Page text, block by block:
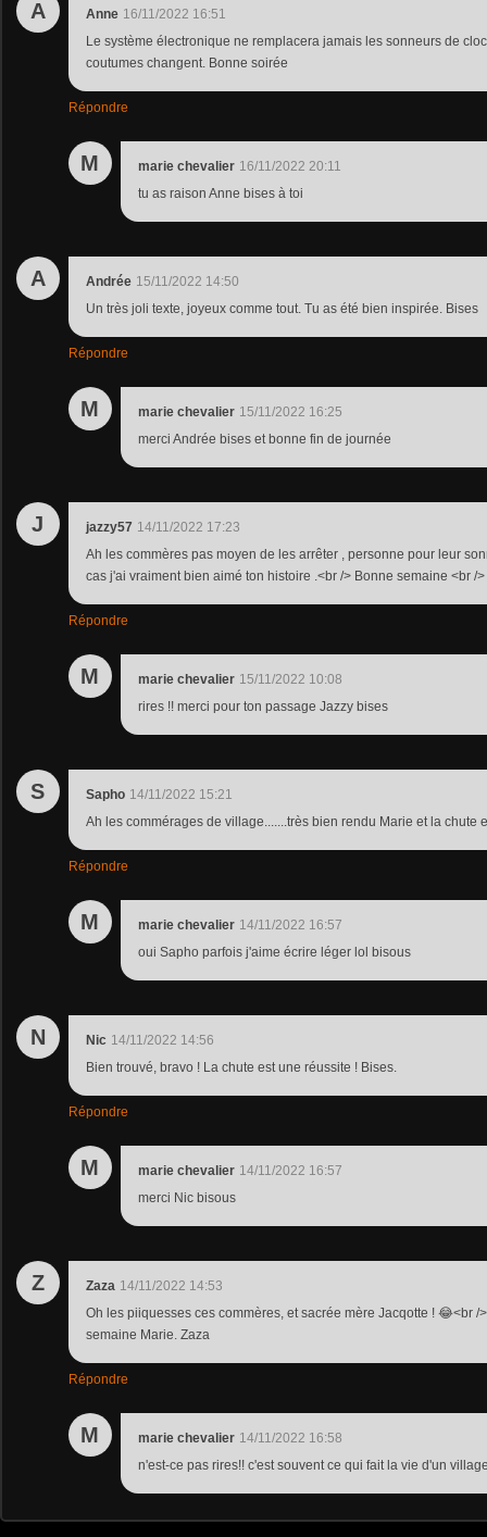
A Anne 16/11/2022 16:51
Le système électronique ne remplacera jamais les sonneurs de
coutumes changent. Bonne soirée
Répondre
M marie chevalier 16/11/2022 20:11
tu as raison Anne bises à toi
A Andrée 15/11/2022 14:50
Un très joli texte, joyeux comme tout. Tu as été bien inspirée. Bises
Répondre
M marie chevalier 15/11/2022 16:25
merci Andrée bises et bonne fin de journée
J jazzy57 14/11/2022 17:23
Ah les commères pas moyen de les arrêter , personne pour leur
cas j'ai vraiment bien aimé ton histoire .<br /> Bonne semaine <br /
Répondre
M marie chevalier 15/11/2022 10:08
rires !! merci pour ton passage Jazzy bises
S Sapho 14/11/2022 15:21
Ah les commérages de village.......très bien rendu Marie et la chute
Répondre
M marie chevalier 14/11/2022 16:57
oui Sapho parfois j'aime écrire léger lol bisous
N Nic 14/11/2022 14:56
Bien trouvé, bravo ! La chute est une réussite ! Bises.
Répondre
M marie chevalier 14/11/2022 16:57
merci Nic bisous
Z Zaza 14/11/2022 14:53
Oh les piiquesses ces commères, et sacrée mère Jacqotte ! 😂<br /
semaine Marie. Zaza
Répondre
M marie chevalier 14/11/2022 16:58
n'est-ce pas rires!! c'est souvent ce qui fait la vie d'un